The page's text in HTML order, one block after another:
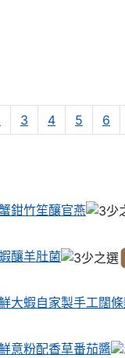
3 4 5 6
鉗竹笙釀官燕
釀羊肚菌
大蝦自家製手工闊
意粉配香草番茄醬